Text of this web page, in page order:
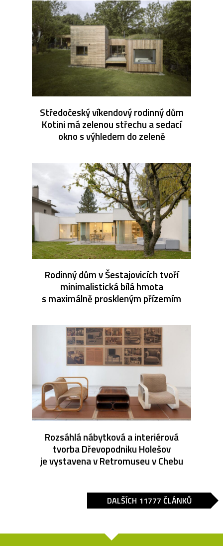
Středočeský víkendový rodinný dům
Kotini má zelenou střechu a sedací
okno s výhledem do zeleně
Rodinný dům v Šestajovicích tvoří
minimalistická bílá hmota
s maximálně proskleným přízemím
Rozsáhlá nábytková a interiérová
tvorba Dřevopodniku Holešov
je vystavena v Retromuseu v Chebu
DALŠÍCH 11777 ČLÁNKŮ